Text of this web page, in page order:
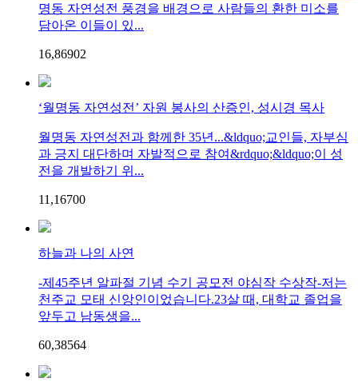
명동 자연성전 풍경을 배경으로 사람들의 환한 미소를
담아온 이들이 있...
16,86902
‘월명동 자연성전’ 자원 봉사의 산증인, 성시경 목사
월명동 자연성전과 함께한 35년...&ldquo;교인들, 자부심
과 긍지 대단하며 자발적으로 참여&rdquo;&ldquo;이 성
전을 개발하기 위...
11,16700
하늘과 나의 사연
-제45주년 알파절 기념 수기 공모전 야심작 수상작-저는
천주교 모태 신앙인이었습니다.23살 때, 대학교 졸업을
앞두고 남동생을...
60,38564